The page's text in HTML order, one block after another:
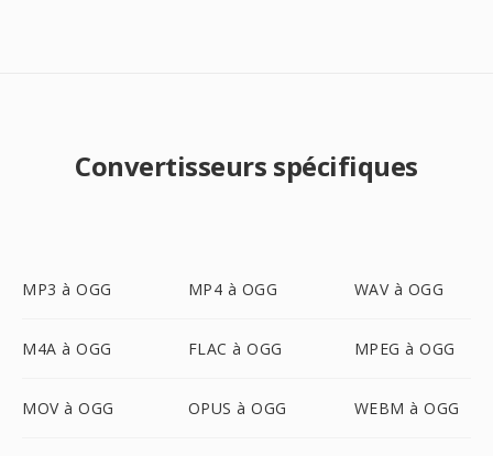
Convertisseurs spécifiques
MP3 à OGG MP4 à OGG WAV à OGG
M4A à OGG FLAC à OGG MPEG à OGG
MOV à OGG OPUS à OGG WEBM à OGG